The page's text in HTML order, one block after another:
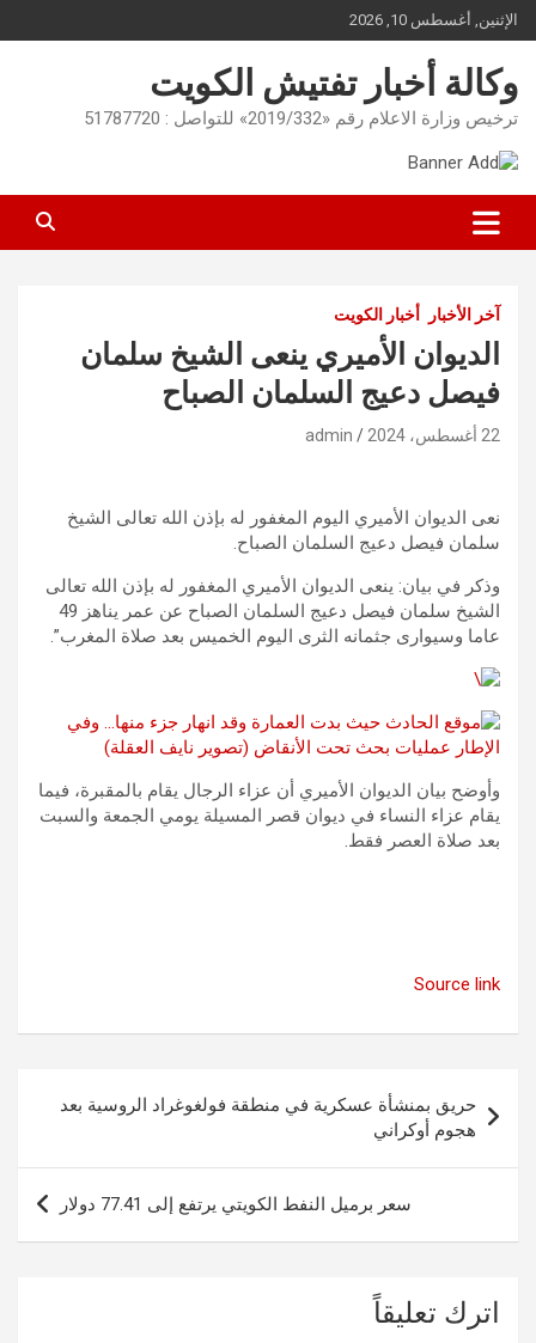
Skip
to
content
الإثنين, أغسطس 10, 2026
وكالة أخبار تفتيش الكويت
ترخيص وزارة الاعلام رقم «2019/332» للتواصل : 51787720
آخر الأخبار أخبار الكويت
الديوان الأميري ينعى الشيخ سلمان
فيصل دعيج السلمان الصباح
22 أغسطس، 2024 admin
نعى الديوان الأميري اليوم المغفور له بإذن الله تعالى الشيخ
سلمان فيصل دعيج السلمان الصباح.
وذكر في بيان: ينعى الديوان الأميري المغفور له بإذن الله تعالى
الشيخ سلمان فيصل دعيج السلمان الصباح عن عمر يناهز 49
عاما وسيوارى جثمانه الثرى اليوم الخميس بعد صلاة المغرب”.
وأوضح بيان الديوان الأميري أن عزاء الرجال يقام بالمقبرة، فيما
يقام عزاء النساء في ديوان قصر المسيلة يومي الجمعة والسبت
بعد صلاة العصر فقط.
Source link
المقالات
حريق بمنشأة عسكرية في منطقة فولغوغراد الروسية بعد
هجوم أوكراني
سعر برميل النفط الكويتي يرتفع إلى 77.41 دولار
اترك تعليقاً